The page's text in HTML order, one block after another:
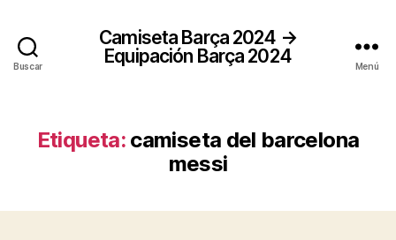
Buscar
Camiseta Barça 2024 →
Equipación Barça 2024
Menú
Etiqueta: camiseta del barcelona
messi